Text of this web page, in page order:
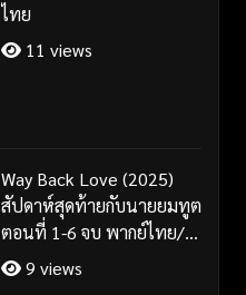
ไทย
11 views
Way Back Love (2025)
สัปดาห์สุดท้ายกับนายยมทูต
ตอนที่ 1-6 จบ พากย์ไทย/
ซับไทย
9 views